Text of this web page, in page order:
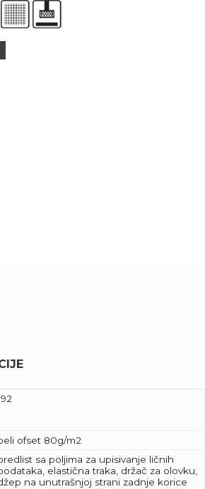
ofset 80g/m2
sa poljima za upisivanje ličnih
elastična traka, držač za olovku,
na unutrašnjoj strani zadnje korice